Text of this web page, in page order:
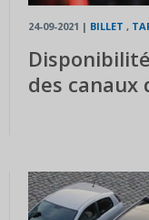
24-09-2021 | BILLET ,
des canaux